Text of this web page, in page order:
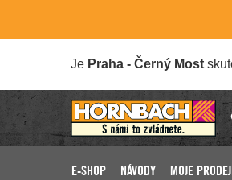
Je Praha - Černý Most
E-SHOP NÁVODY MOJE